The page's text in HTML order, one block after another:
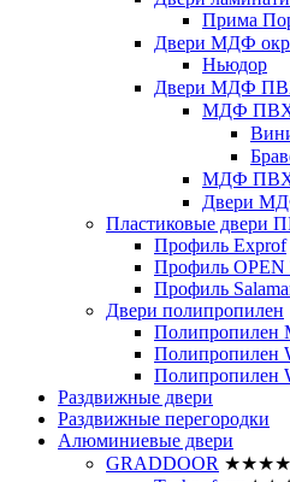
Прима
Двери МДФ
Ньюдор
Двери МДФ
МДФ ПВХ
МДФ ПВХ
Двери
Пластиковые двери
Профиль Exprof
Профиль OPEN
Профиль
Двери полипропилен
Полипропилен
Полипропилен
Полипропилен
Раздвижные двери
Раздвижные перегородки
Алюминиевые двери
GRADDOOR